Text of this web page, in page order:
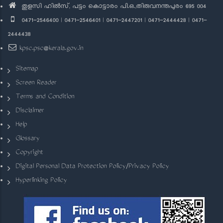
തുളസി ഹിൽസ്, പട്ടം കൊട്ടാരം പി.ഒ.,തിരുവനന്തപുരം 695 004
0471-2546400 | 0471-2546401 | 0471-2447201 | 0471-2444428 | 0471-
2444438
kpsc.psc@kerala.gov.in
Sitemap
Screen Reader
Terms and Condition
Disclaimer
Help
Glossary
Copyright
Digital Personal Data Protection Policy/Privacy Policy
Hyperlinking Policy